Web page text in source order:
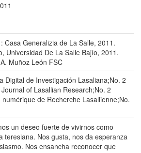
Casa Generalizia de La Salle, 2011.
Universidad De La Salle Bajío, 2011.
Muñoz León FSC
Digital de Investigación Lasaliana;No. 2
Journal of Lasallian Research;No. 2
numérique de Recherche Lasallienne;No.
un deseo fuerte de vivirnos como
teresiana. Nos gusta, nos da esperanza
Nos ensancha reconocer que